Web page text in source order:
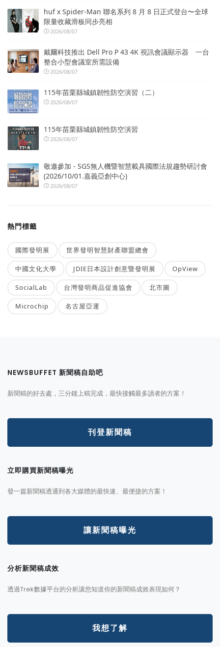
huf x Spider-Man 聯名系列 8 月 8 日正式登台〜全球
限量收藏滑板同步亮相
2026/08/07
戴爾科技推出 Dell Pro P 43 4K 視訊會議顯示器 一台
整合小型會議室所需設備
2026/08/07
115年苗栗縣城鎮韌性防空演習（二）
2026/08/07
115年苗栗縣城鎮韌性防空演習
2026/08/07
敬邀參加 - SGS無人機暨智慧載具國際法規趨勢研討會
(2026/10/01.嘉義亞創中心)
2026/08/07
熱門標籤
國際發明展 世界發明智慧財產聯盟總會
中國文化大學 JDIE日本設計創意暨發明展 OpView
SocialLab 台灣發明商品促進協會 北市圖
Microchip 名古屋亞運
NEWSBUFFET 新聞稿自助吧
新聞稿的好去處，三分鐘上稿完成，最快接觸最多讀者的方案！
刊登新聞稿
立即購買新聞稿曝光
發一篇新聞稿透通到各大媒體的最快速、最便捷的方案！
讓新聞稿曝光
分析新聞稿成效
透過Trek數據平台的分析讓您知道你的新聞稿成效表現如何？
我想了解